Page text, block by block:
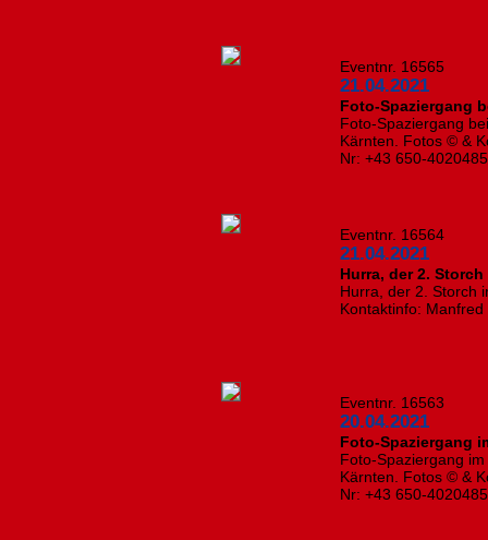
Eventnr. 16565
21.04.2021
Foto-Spaziergang
Foto-Spaziergang
Kärnten. Fotos © &
Nr: +43 650-
Eventnr. 16564
21.04.2021
Hurra, der 2.
Hurra, der 2. Storch
Kontaktinfo:
Eventnr. 16563
20.04.2021
Foto-Spaziergang
Foto-Spaziergang
Kärnten. Fotos © &
Nr: +43 650-